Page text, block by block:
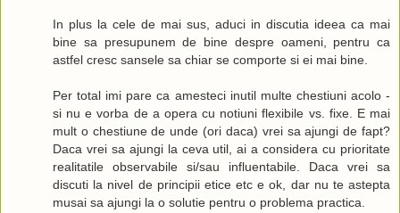
In plus la cele de mai sus, aduci in discutia ideea ca mai
bine sa presupunem de bine despre oameni, pentru ca
astfel cresc sansele sa chiar se comporte si ei mai bine.
Per total imi pare ca amesteci inutil multe chestiuni acolo -
si nu e vorba de a opera cu notiuni flexibile vs. fixe. E mai
mult o chestiune de unde (ori daca) vrei sa ajungi de fapt?
Daca vrei sa ajungi la ceva util, ai a considera cu prioritate
realitatile observabile si/sau influentabile. Daca vrei sa
discuti la nivel de principii etice etc e ok, dar nu te astepta
musai sa ajungi la o solutie pentru o problema practica.